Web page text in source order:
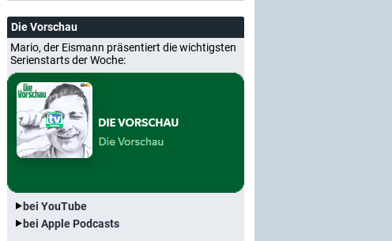
Die Vorschau
Mario, der Eismann präsentiert die wichtigsten
Serienstarts der Woche:
bei YouTube
bei Apple Podcasts